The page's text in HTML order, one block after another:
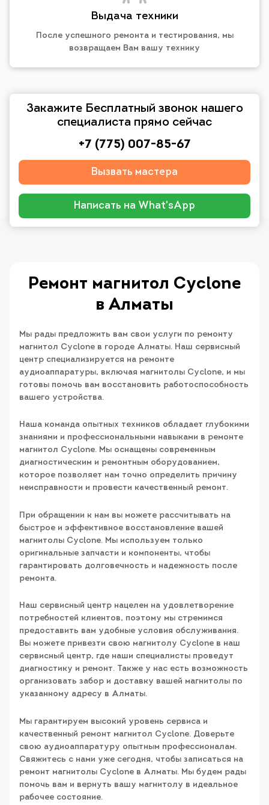
Выдача техники
После успешного ремонта и тестирования, мы
возвращаем Вам вашу технику
Закажите Бесплатный звонок нашего
специалиста прямо сейчас
+7 (775) 007-85-67
Вызвать мастера
Написать на What'sApp
Ремонт магнитол Cyclone
в Алматы
Мы рады предложить вам свои услуги по ремонту
магнитол Cyclone в городе Алматы. Наш сервисный
центр специализируется на ремонте
аудиоаппаратуры, включая магнитолы Cyclone, и мы
готовы помочь вам восстановить работоспособность
вашего устройства.
Наша команда опытных техников обладает глубокими
знаниями и профессиональными навыками в ремонте
магнитол Cyclone. Мы оснащены современным
диагностическим и ремонтным оборудованием,
которое позволяет нам точно определить причину
неисправности и провести качественный ремонт.
При обращении к нам вы можете рассчитывать на
быстрое и эффективное восстановление вашей
магнитолы Cyclone. Мы используем только
оригинальные запчасти и компоненты, чтобы
гарантировать долговечность и надежность после
ремонта.
Наш сервисный центр нацелен на удовлетворение
потребностей клиентов, поэтому мы стремимся
предоставить вам удобные условия обслуживания.
Вы можете привезти свою магнитолу Cyclone в наш
сервисный центр, где наши специалисты проведут
диагностику и ремонт. Также у нас есть возможность
организовать забор и доставку вашей магнитолы по
указанному адресу в Алматы.
Мы гарантируем высокий уровень сервиса и
качественный ремонт магнитол Cyclone. Доверьте
свою аудиоаппаратуру опытным профессионалам.
Свяжитесь с нами уже сегодня, чтобы записаться на
ремонт магнитолы Cyclone в Алматы. Мы будем рады
помочь вам и вернуть вашу магнитолу в идеальное
рабочее состояние.